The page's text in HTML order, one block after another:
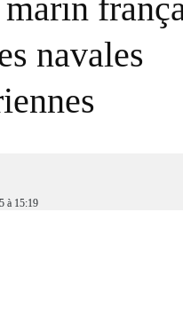
marin
navales
à 15:19